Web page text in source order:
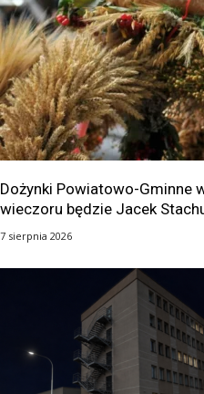
Dożynki Powiatowo-Gminne
wieczoru będzie Jacek
7 sierpnia 2026